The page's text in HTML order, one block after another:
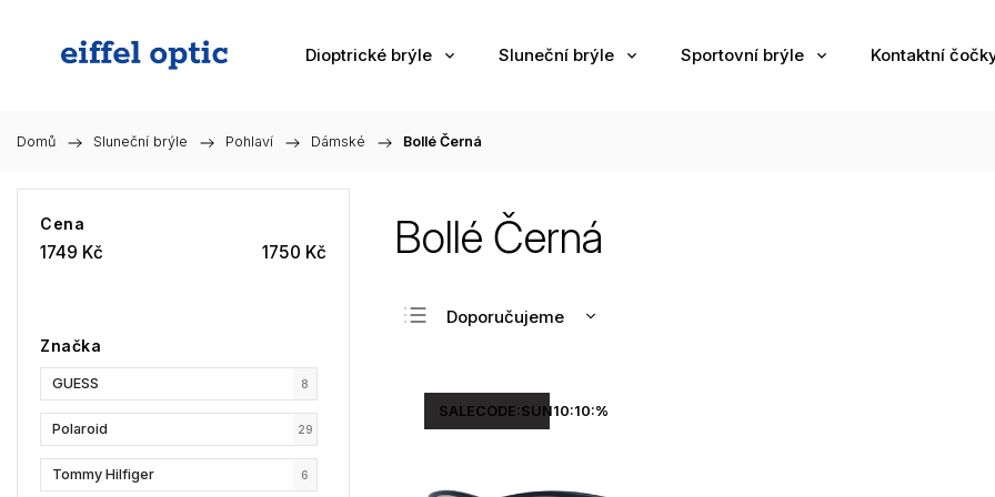
Dioptrické brýle Sluneční brýle Sportovní brýle Kontaktní
Domů / Sluneční brýle / Pohlaví / Dámské / Bollé Černá
Cena
1749 Kč 1750 Kč
Značka
GUESS 8
Polaroid 29
Tommy Hilfiger 6
Bollé Černá
Doporučujeme
Nejprodávanější
SALECODE:SUN10:10:%